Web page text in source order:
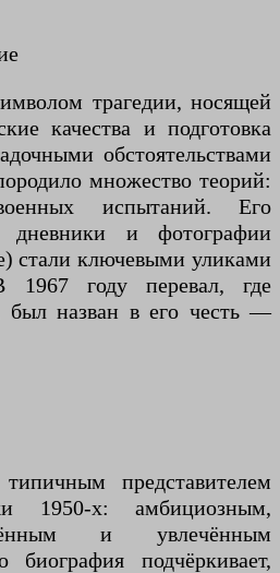
трагедии, носящей
качества и подготовка
обстоятельствами
множество теорий:
испытаний. Его
дневники и фотографии
стали ключевыми уликами
1967 году перевал, где
был назван в его честь —
представителем
1950-х: амбициозным,
и увлечённым
подчёркивает,